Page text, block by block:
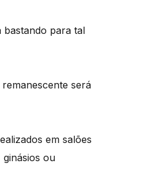
bastando para tal
será
em salões
ou